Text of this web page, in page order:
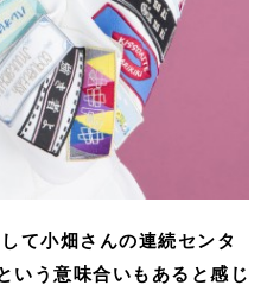
て小畑さんの連続センタ
う意味合いもあると感じ